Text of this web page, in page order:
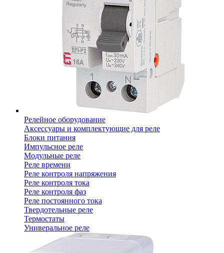
Релейное оборудование
Аксессуары и комплектующие для реле
Блоки питания
Импульсное реле
Модульные реле
Реле времени
Реле контроля напряжения
Реле контроля тока
Реле контроля фаз
Реле постоянного тока
Твердотельные реле
Термостаты
Универальное реле